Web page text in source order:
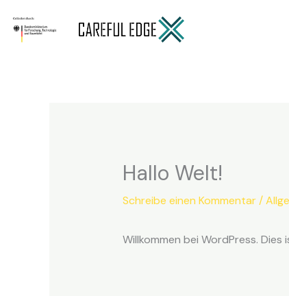
Inhalt
springen
Hallo Welt!
Schreibe einen Kommentar /
Willkommen bei WordPress.